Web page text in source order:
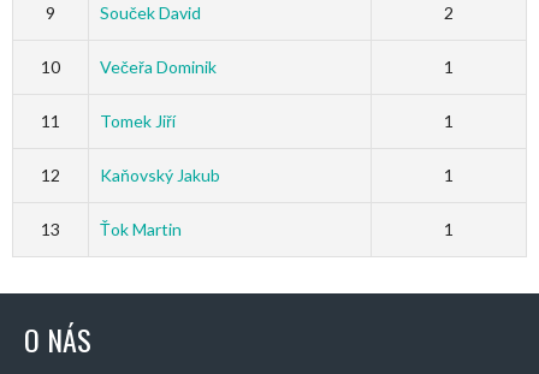
9 Souček David 2
10 Večeřa Dominik 1
11 Tomek Jiří 1
12 Kaňovský Jakub 1
13 Ťok Martin 1
O NÁS